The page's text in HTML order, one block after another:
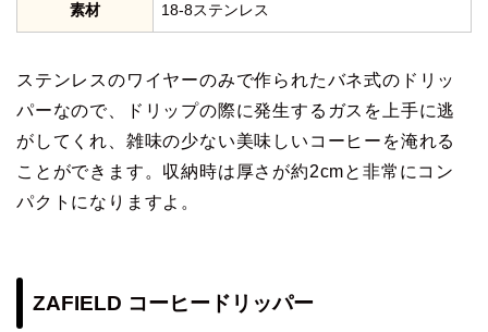
素材 18-8ステンレス
ステンレスのワイヤーのみで作られたバネ式のドリッ
パーなので、ドリップの際に発生するガスを上手に逃
がしてくれ、雑味の少ない美味しいコーヒーを淹れる
ことができます。収納時は厚さが約2cmと非常にコン
パクトになりますよ。
ZAFIELD コーヒードリッパー